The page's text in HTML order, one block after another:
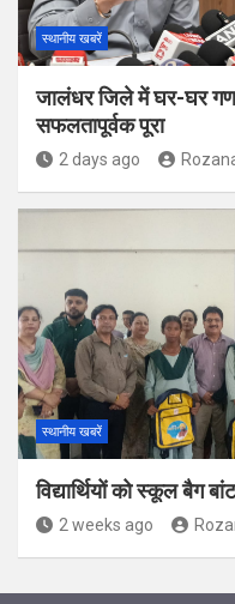
स्थानीय खबरें
जालंधर जिले में घर-घर
सफलतापूर्वक पूरा
2 days ago
स्थानीय खबरें
विद्यार्थियों को स्कूल बैग
2 weeks ago